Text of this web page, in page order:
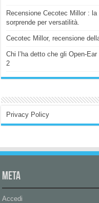
Recensione Cecotec Millor :
sorprende per versatilità.
Cecotec Millor, recensione
Chi l’ha detto che gli Open-
2
Privacy Policy
Meta
Accedi